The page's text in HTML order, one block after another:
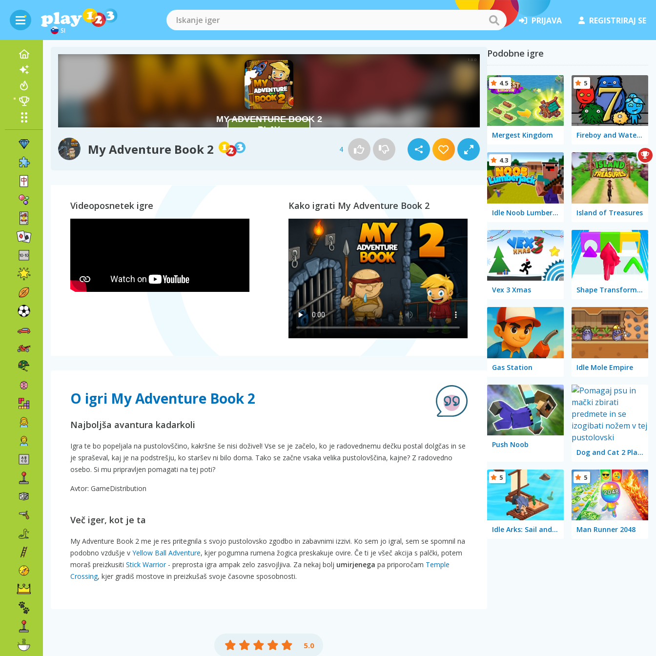
SI
PRIJAVA REGISTRIRAJ SE
My Adventure Book 2 4
Videoposnetek igre Kako igrati My Adventure Book 2
O igri My Adventure Book 2
Najboljša avantura kadarkoli
Igra te bo popeljala na pustolovščino, kakršne še nisi doživel! Vse se je začelo, ko je radovednemu dečku postal dolgčas in se
je spraševal, kaj je na podstrešju, ko staršev ni bilo doma. Tako se začne vsaka velika pustolovščina, kajne? Z radovedno
osebo. Si mu pripravljen pomagati na tej poti?
Avtor: GameDistribution
Več iger, kot je ta
My Adventure Book 2 me je res pritegnila s svojo pustolovsko zgodbo in zabavnimi izzivi. Ko sem jo igral, sem se spomnil na
podobno vzdušje v Yellow Ball Adventure, kjer pogumna rumena žogica preskakuje ovire. Če ti je všeč akcija s palčki, potem
moraš preizkusiti Stick Warrior- preprosta igra ampak zelo zasvojljiva. Za nekaj bolj umirjenega pa priporočam Temple
Crossing, kjer gradiš mostove in preizkušaš svoje časovne sposobnosti.
5.0
Podobne igre
Mergest Kingdom
4.5
Fireboy and Watergirl 7: and Friends
5
Idle Noob Lumberjack
4.3
Island of Treasures
Vex 3 Xmas Shape Transform: Blob Racing
Gas Station Idle Mole Empire
Push Noob
Dog and Cat 2 Player
Idle Arks: Sail and Build 2
5
Man Runner 2048
5